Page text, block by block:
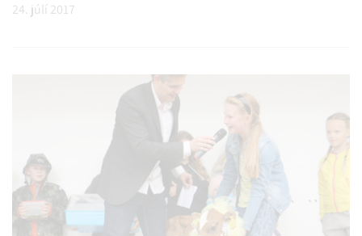
ánægðir með ægifagra náttúru svæðisins og
24. júlí 2017